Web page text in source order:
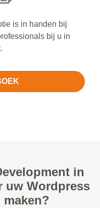
is in handen bij
bij u in
in
uw Wordpress